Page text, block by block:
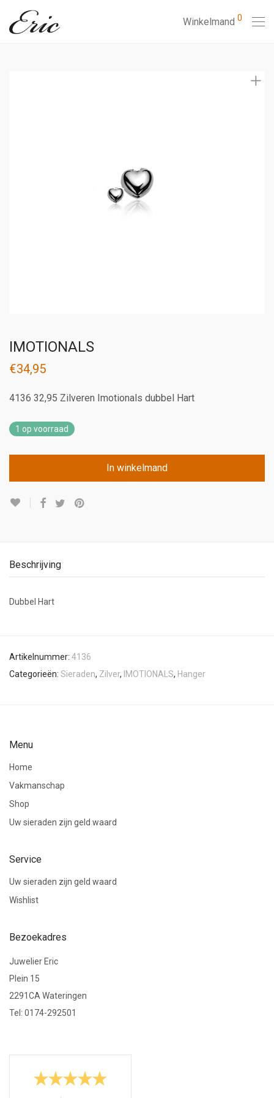
Winkelmand 0
IMOTIONALS
€34,95
4136 32,95 Zilveren Imotionals dubbel Hart
1 op voorraad
In winkelmand
Beschrijving
Dubbel Hart
Artikelnummer: 4136
Categorieën: Sieraden, Zilver, IMOTIONALS, Hanger
Menu
Home
Vakmanschap
Shop
Uw sieraden zijn geld waard
Service
Uw sieraden zijn geld waard
Wishlist
Bezoekadres
Juwelier Eric
Plein 15
2291CA Wateringen
Tel: 0174-292501